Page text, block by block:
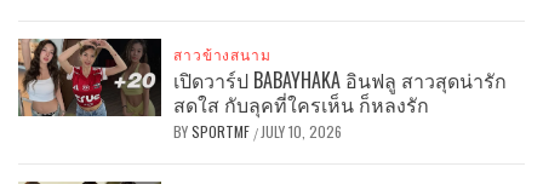
สาวข้างสนาม
เปิดวาร์ป BABAYHAKA อินฟลู สาวสุดน่ารัก
สดใส กับลุคที่ใครเห็น ก็หลงรัก
BYSPORTMF / JULY 10, 2026